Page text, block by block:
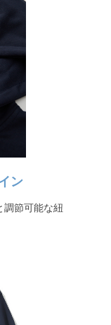
ン
調節可能な紐